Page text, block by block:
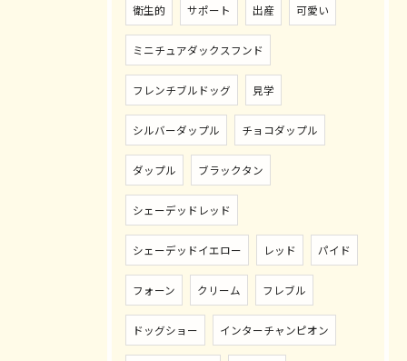
衛生的 サポート 出産 可愛い
ミニチュアダックスフンド
フレンチブルドッグ 見学
シルバーダップル チョコダップル
ダップル ブラックタン
シェーデッドレッド
シェーデッドイエロー レッド パイド
フォーン クリーム フレブル
ドッグショー インターチャンピオン